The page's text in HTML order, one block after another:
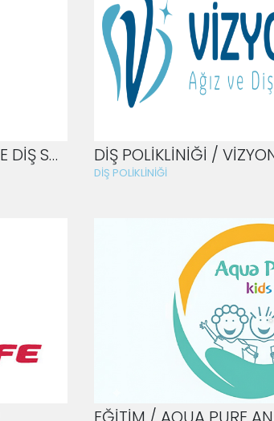
DİŞ POLİKLİNİĞİ / SELEN EGE AĞIZ VE DİŞ SAĞLIĞI POLİKLİNİĞİ DİŞ POLİKLİNİĞİ /
DİŞ POLİKLİNİĞİ